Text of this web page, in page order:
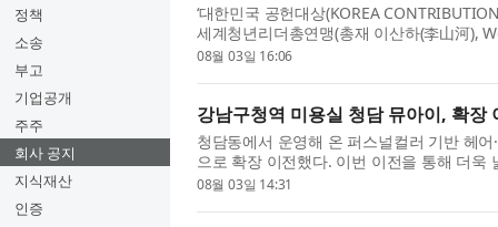
정책
소송
부고
기업공개
주주
회사 공지
지식재산
인증
‘대한민국 공헌대상(KOREA
세계청년리더총연맹(총재 이산하(李山河),
언론기관인 세계언론협회(회장 이치수)는...
08월 03일 16:06
강남구청역 미용실 청담 뮤아이, 확
청담동에서 운영해 온 퍼스널컬러 기반 헤
으로 확장 이전했다. 이번 이전을 통해 더
헤어와 메이크업을 아우르는 프리...
08월 03일 14:31